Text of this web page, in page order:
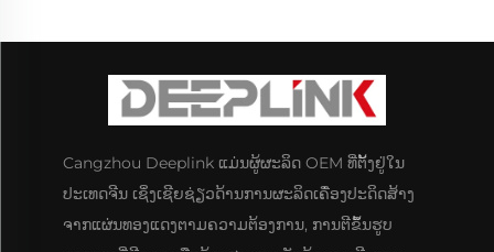
Cangzhou Deeplink ແມ່ນຜູ້ຜະລິດ OEM ທີ່ຕັ້ງຢູ່ໃນ
ປະເທດຈີນ ເຊິ່ງເຊີຍຊ່ຽວດ້ານການຜະລິດເຄື່ອງປະດິດສ້າງ
ຈາກແຜ່ນທອງແດງຕາມຄວາມຕ້ອງການ, ການຕີຂຶ້ນຮູບ